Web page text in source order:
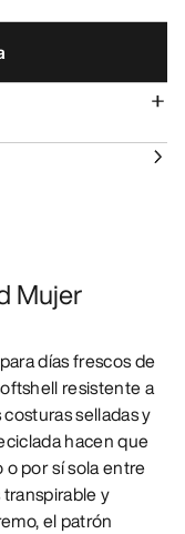
Mujer
días frescos de
resistente a
selladas y
hacen que
por sí sola entre
y
el patrón